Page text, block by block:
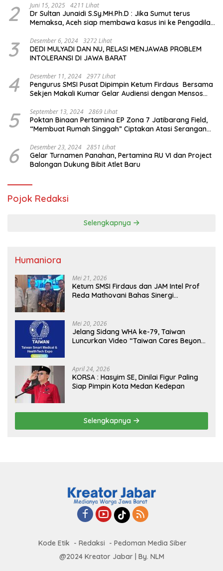
2 Juni 15, 2025 4211 Lihat
Dr Sultan Junaidi S.Sy.MH.Ph.D : Jika Sumut terus
Memaksa, Aceh siap membawa kasus ini ke Pengadilan
3 Desember 6, 2024 3272 Lihat
DEDI MULYADI DAN NU, RELASI MENJAWAB PROBLEM
INTOLERANSI DI JAWA BARAT
4 Desember 11, 2024 2977 Lihat
Pengurus SMSI Pusat Dipimpin Ketum Firdaus Bersama
Sekjen Makali Kumar Gelar Audiensi dengan Mensos
5 September 13, 2024 2869 Lihat
Poktan Binaan Pertamina EP Zona 7 Jatibarang Field,
“Membuat Rumah Singgah” Ciptakan Atasi Serangan
6 Desember 23, 2024 2851 Lihat
Gelar Turnamen Panahan, Pertamina RU VI dan Project
Balongan Dukung Bibit Atlet Baru
Pojok Redaksi
Selengkapnya
Humaniora
Mei 21, 2026
Ketum SMSI Firdaus dan JAM Intel Prof
Reda Mathovani Bahas Sinergi
MBG, Perkuat Pengawasan Program
Pemerintah
Mei 20, 2026
Jelang Sidang WHA ke-79, Taiwan
Luncurkan Video “Taiwan Cares Beyond
April 24, 2026
KORSA : Hasyim SE, Dinilai Figur Paling
Siap Pimpin Kota Medan Kedepan
Selengkapnya
Kode Etik Redaksi
Pedoman Media Siber
@2024 Kreator Jabar | By. NLM